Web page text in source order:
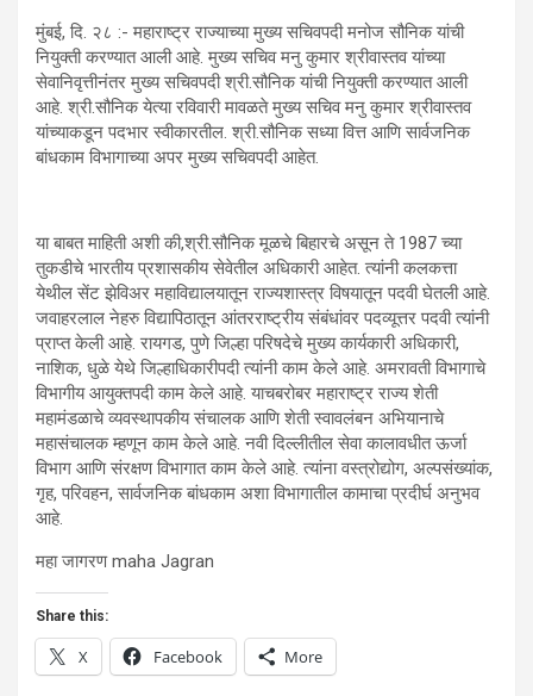
मुंबई, दि. २८ :- महाराष्ट्र राज्याच्या मुख्य सचिवपदी मनोज सौनिक यांची
नियुक्ती करण्यात आली आहे. मुख्य सचिव मनु कुमार श्रीवास्तव यांच्या
सेवानिवृत्तीनंतर मुख्य सचिवपदी श्री.सौनिक यांची नियुक्ती करण्यात आली
आहे. श्री.सौनिक येत्या रविवारी मावळते मुख्य सचिव मनु कुमार श्रीवास्तव
यांच्याकडून पदभार स्वीकारतील. श्री.सौनिक सध्या वित्त आणि सार्वजनिक
बांधकाम विभागाच्या अपर मुख्य सचिवपदी आहेत.
या बाबत माहिती अशी की,श्री.सौनिक मूळचे बिहारचे असून ते 1987 च्या
तुकडीचे भारतीय प्रशासकीय सेवेतील अधिकारी आहेत. त्यांनी कलकत्ता
येथील सेंट झेविअर महाविद्यालयातून राज्यशास्त्र विषयातून पदवी घेतली आहे.
जवाहरलाल नेहरु विद्यापिठातून आंतरराष्ट्रीय संबंधांवर पदव्यूत्तर पदवी त्यांनी
प्राप्त केली आहे. रायगड, पुणे जिल्हा परिषदेचे मुख्य कार्यकारी अधिकारी,
नाशिक, धुळे येथे जिल्हाधिकारीपदी त्यांनी काम केले आहे. अमरावती विभागाचे
विभागीय आयुक्तपदी काम केले आहे. याचबरोबर महाराष्ट्र राज्य शेती
महामंडळाचे व्यवस्थापकीय संचालक आणि शेती स्वावलंबन अभियानाचे
महासंचालक म्हणून काम केले आहे. नवी दिल्लीतील सेवा कालावधीत ऊर्जा
विभाग आणि संरक्षण विभागात काम केले आहे. त्यांना वस्त्रोद्योग, अल्पसंख्यांक,
गृह, परिवहन, सार्वजनिक बांधकाम अशा विभागातील कामाचा प्रदीर्घ अनुभव
आहे.
महा जागरण maha Jagran
Share this:
X Facebook More